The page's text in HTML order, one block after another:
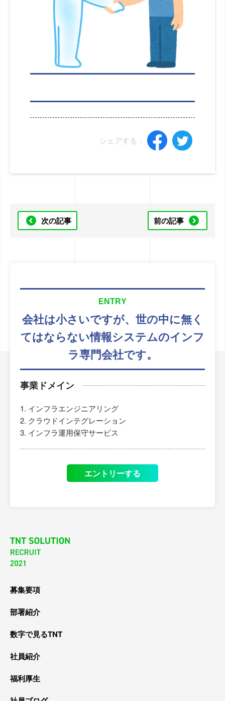
シェアする：
次の記事 前の記事
ENTRY
会社は小さいですが、 世の中に無く
てはならない情報システムのインフ
ラ専門会社です。
事業ドメイン
インフラエンジニアリング
クラウドインテグレーション
インフラ運用保守サービス
エントリーする
募集要項
部署紹介
数字で見るTNT
社員紹介
福利厚生